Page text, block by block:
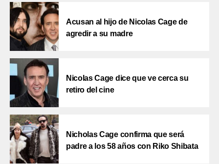
Acusan al hijo de Nicolas Cage de
agredir a su madre
Nicolas Cage dice que ve cerca su
retiro del cine
Nicholas Cage confirma que será
padre a los 58 años con Riko Shibata